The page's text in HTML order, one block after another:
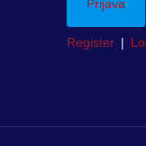
Register |